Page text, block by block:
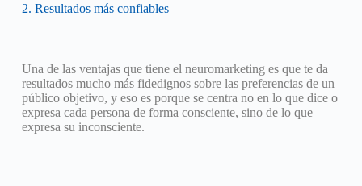
2. Resultados más confiables
Una de las ventajas que tiene el neuromarketing es que te da
resultados mucho más fidedignos sobre las preferencias de un
público objetivo, y eso es porque se centra no en lo que dice o
expresa cada persona de forma consciente, sino de lo que
expresa su inconsciente.